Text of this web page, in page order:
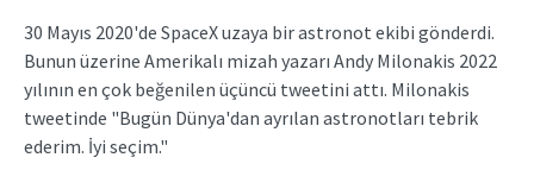
30 Mayıs 2020'de SpaceX uzaya bir astronot ekibi gönderdi.
Bunun üzerine Amerikalı mizah yazarı Andy Milonakis 2022
yılının en çok beğenilen üçüncü tweetini attı. Milonakis
tweetinde "Bugün Dünya'dan ayrılan astronotları tebrik
ederim. İyi seçim."